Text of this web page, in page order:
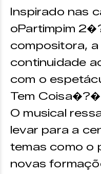
Inspirado nas
oPartimpim
compositora,
continuidade
com o
Tem
O musical
levar para a
temas como o
novas